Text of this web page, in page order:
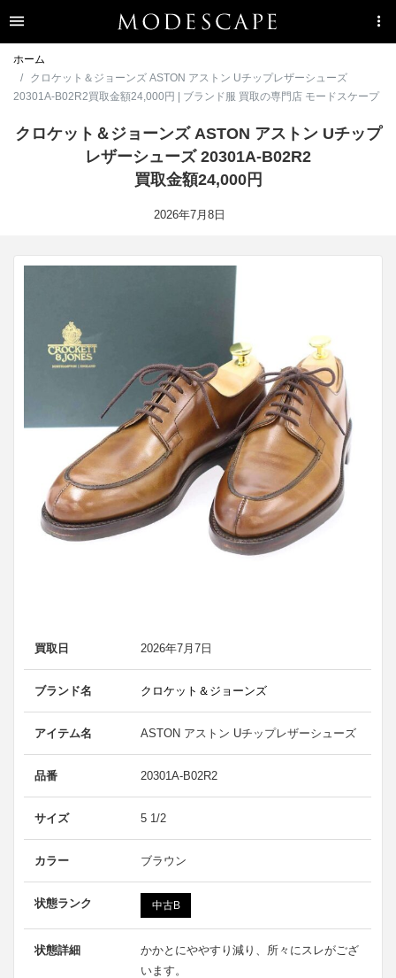
ホーム
クロケット＆ジョーンズ ASTON アストン Uチップレザーシューズ
20301A-B02R2買取金額24,000円 | ブランド服 買取の専門店 モードスケープ
クロケット＆ジョーンズ ASTON アストン Uチップ
レザーシューズ 20301A-B02R2
買取金額24,000円
2026年7月8日
買取日 2026年7月7日
ブランド名 クロケット＆ジョーンズ
アイテム名 ASTON アストン Uチップレザーシューズ
品番 20301A-B02R2
サイズ 5 1/2
カラー ブラウン
状態ランク 中古B
状態詳細
かかとにややすり減り、所々にスレがござ
います。